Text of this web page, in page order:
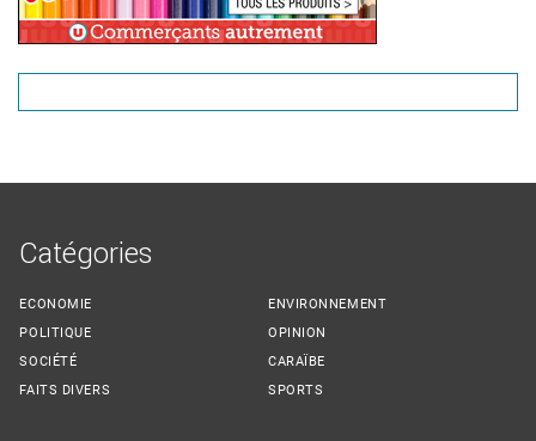
Catégories
ECONOMIE
POLITIQUE
SOCIÉTÉ
FAITS DIVERS
ENVIRONNEMENT
OPINION
CARAÏBE
SPORTS